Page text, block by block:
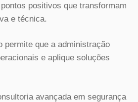
positivos que transformam
e técnica.
permite que a administração
e aplique soluções
avançada em segurança